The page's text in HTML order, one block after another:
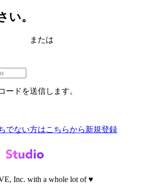
い。
または
ードを送信します。
でない方はこちらから新規登録
Inc. with a whole lot of ♥